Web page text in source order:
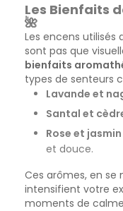
Les Bienfaits
🌺
Les encens
sont pas que
bienfaits
types de senteurs
Lavande et
Santal et
Rose et jasmin
et douce.
Ces arômes, en se
intensifient votre
moments de